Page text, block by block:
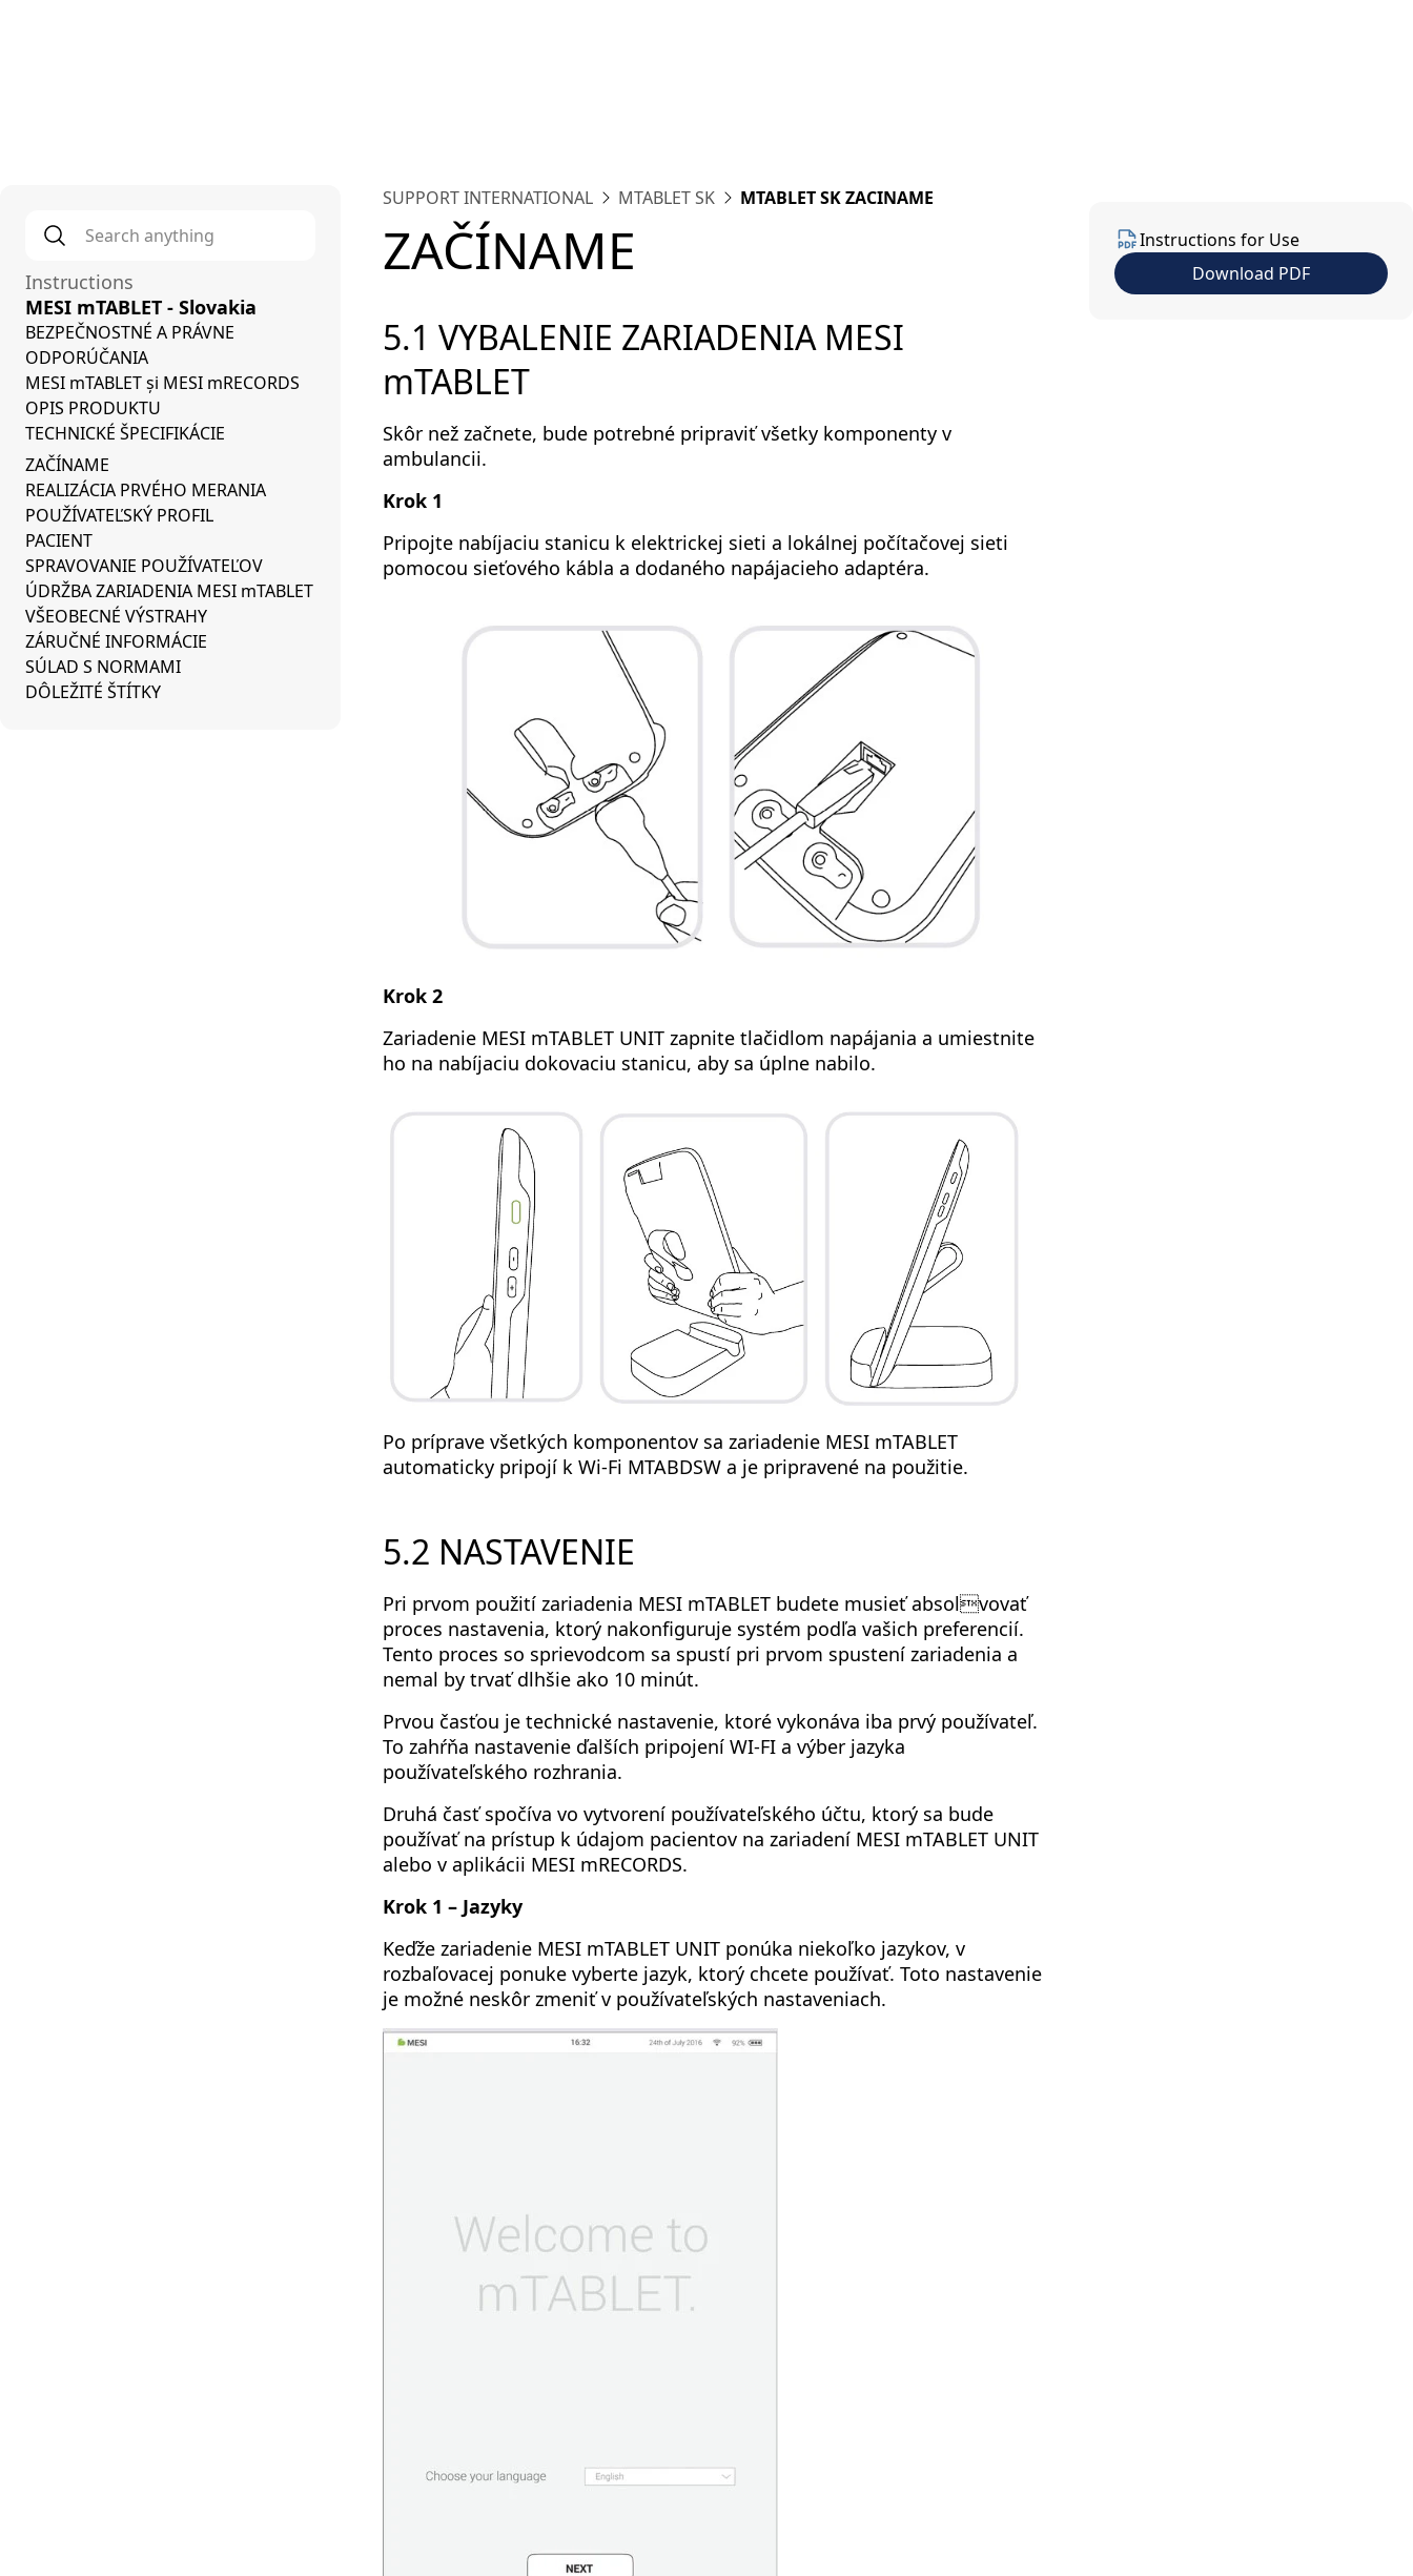
Instructions
MESI mTABLET - Slovakia
BEZPEČNOSTNÉ A PRÁVNE
ODPORÚČANIA
MESI mTABLET și MESI mRECORDS
OPIS PRODUKTU
TECHNICKÉ ŠPECIFIKÁCIE
ZAČÍNAME
REALIZÁCIA PRVÉHO MERANIA
POUŽÍVATEĽSKÝ PROFIL
PACIENT
SPRAVOVANIE POUŽÍVATEĽOV
ÚDRŽBA ZARIADENIA MESI mTABLET
VŠEOBECNÉ VÝSTRAHY
ZÁRUČNÉ INFORMÁCIE
SÚLAD S NORMAMI
DÔLEŽITÉ ŠTÍTKY
Instructions for Use
Download PDF
SUPPORT INTERNATIONAL MTABLET SK MTABLET SK ZACINAME
ZAČÍNAME
5.1 VYBALENIE ZARIADENIA MESI
mTABLET
Skôr než začnete, bude potrebné pripraviť všetky komponenty v
ambulancii.
Krok 1
Pripojte nabíjaciu stanicu k elektrickej sieti a lokálnej počítačovej sieti
pomocou sieťového kábla a dodaného napájacieho adaptéra.
Krok 2
Zariadenie MESI mTABLET UNIT zapnite tlačidlom napájania a umiestnite
ho na nabíjaciu dokovaciu stanicu, aby sa úplne nabilo.
Po príprave všetkých komponentov sa zariadenie MESI mTABLET
automaticky pripojí k Wi-Fi MTABDSW a je pripravené na použitie.
5.2 NASTAVENIE
Pri prvom použití zariadenia MESI mTABLET budete musieť absolvovať
proces nastavenia, ktorý nakonfiguruje systém podľa vašich preferencií.
Tento proces so sprievodcom sa spustí pri prvom spustení zariadenia a
nemal by trvať dlhšie ako 10 minút.
Prvou časťou je technické nastavenie, ktoré vykonáva iba prvý používateľ.
To zahŕňa nastavenie ďalších pripojení WI-FI a výber jazyka
používateľského rozhrania.
Druhá časť spočíva vo vytvorení používateľského účtu, ktorý sa bude
používať na prístup k údajom pacientov na zariadení MESI mTABLET UNIT
alebo v aplikácii MESI mRECORDS.
Krok 1 – Jazyky
Keďže zariadenie MESI mTABLET UNIT ponúka niekoľko jazykov, v
rozbaľovacej ponuke vyberte jazyk, ktorý chcete používať. Toto nastavenie
je možné neskôr zmeniť v používateľských nastaveniach.